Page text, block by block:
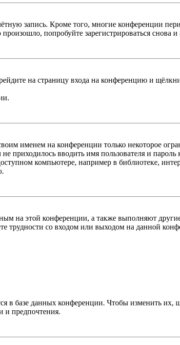
запись. Кроме того, многие конференции
попробуйте зарегистрироваться снова и
на страницу входа на конференцию и
именем на конференции только некоторое
приходилось вводить имя пользователя и
компьютере, например в библиотеке,
на этой конференции, а также выполняют
трудности со входом или выходом на данной
в базе данных конференции. Чтобы изменить их,
и предпочтения.